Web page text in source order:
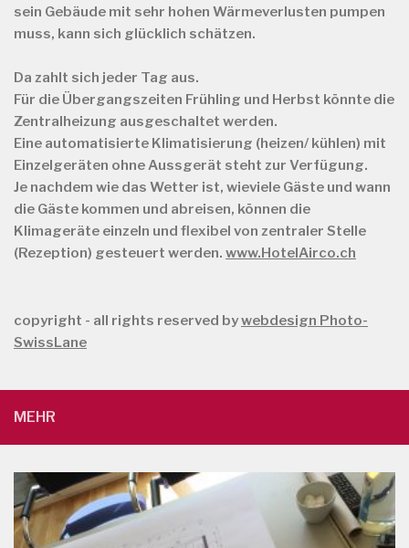
sein Gebäude mit sehr hohen Wärmeverlusten pumpen
muss, kann sich glücklich schätzen.
Da zahlt sich jeder Tag aus.
Für die Übergangszeiten Frühling und Herbst könnte die
Zentralheizung ausgeschaltet werden.
Eine automatisierte Klimatisierung (heizen/ kühlen) mit
Einzelgeräten ohne Aussgerät steht zur Verfügung.
Je nachdem wie das Wetter ist, wieviele Gäste und wann
die Gäste kommen und abreisen, können die
Klimageräte einzeln und flexibel von zentraler Stelle
(Rezeption) gesteuert werden. www.HotelAirco.ch
copyright - all rights reserved bywebdesign Photo-
SwissLane
MEHR